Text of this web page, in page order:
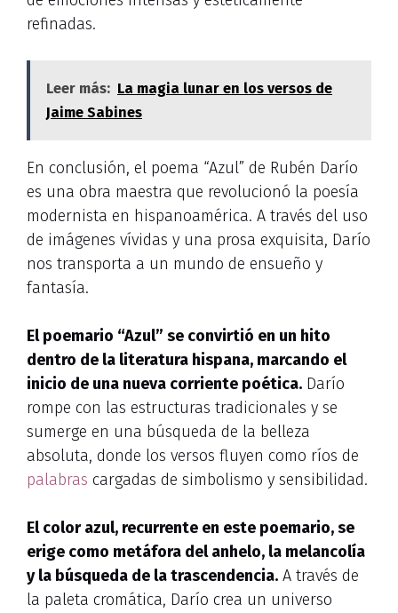
refinadas.
Leer más: La magia lunar en los versos de
Jaime Sabines
En conclusión, el poema “Azul” de Rubén Darío
es una obra maestra que revolucionó la poesía
modernista en hispanoamérica. A través del uso
de imágenes vívidas y una prosa exquisita, Darío
nos transporta a un mundo de ensueño y
fantasía.
El poemario “Azul” se convirtió en un hito
dentro de la literatura hispana, marcando el
inicio de una nueva corriente poética. Darío
rompe con las estructuras tradicionales y se
sumerge en una búsqueda de la belleza
absoluta, donde los versos fluyen como ríos de
palabras cargadas de simbolismo y sensibilidad.
El color azul, recurrente en este poemario, se
erige como metáfora del anhelo, la melancolía
y la búsqueda de la trascendencia. A través de
la paleta cromática, Darío crea un universo